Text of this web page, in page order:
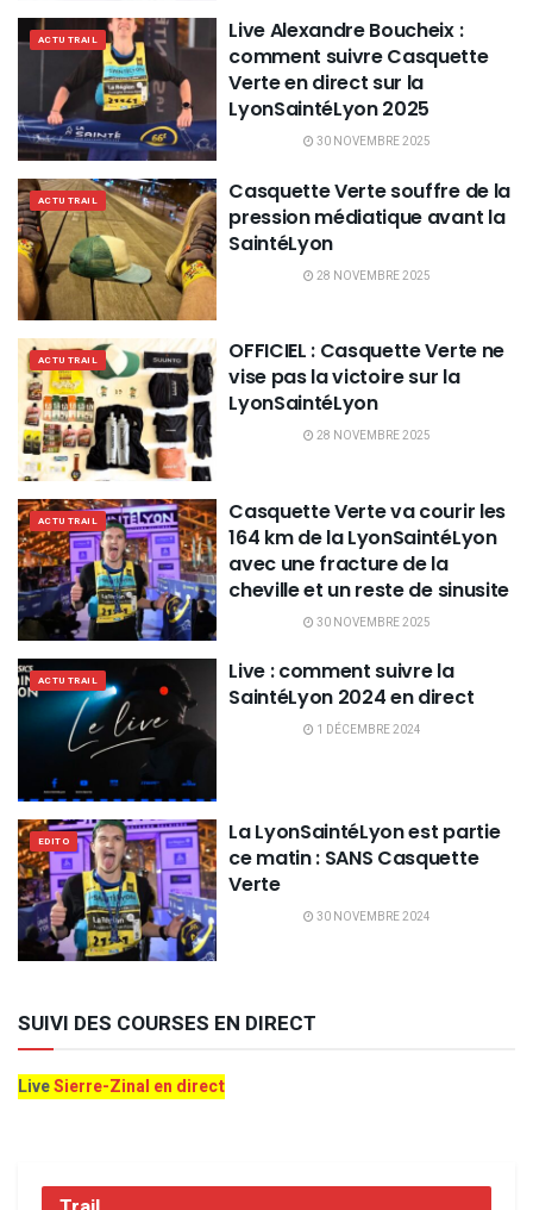
ACTU TRAIL
Live Alexandre Boucheix :
comment suivre Casquette
Verte en direct sur la
LyonSaintéLyon 2025
30 NOVEMBRE 2025
ACTU TRAIL
Casquette Verte souffre de la
pression médiatique avant la
SaintéLyon
28 NOVEMBRE 2025
ACTU TRAIL
OFFICIEL : Casquette Verte ne
vise pas la victoire sur la
LyonSaintéLyon
28 NOVEMBRE 2025
ACTU TRAIL
Casquette Verte va courir les
164 km de la LyonSaintéLyon
avec une fracture de la
cheville et un reste de sinusite
30 NOVEMBRE 2025
ACTU TRAIL
Live : comment suivre la
SaintéLyon 2024 en direct
1 DÉCEMBRE 2024
EDITO
La LyonSaintéLyon est partie
ce matin : SANS Casquette
Verte
30 NOVEMBRE 2024
SUIVI DES COURSES EN DIRECT
LiveSierre-Zinal en direct